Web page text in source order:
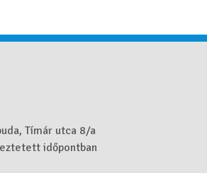
Tímár utca 8/a
időpontban